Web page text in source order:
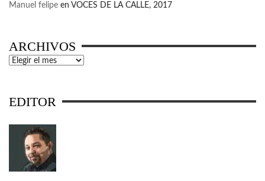
Manuel felipe en VOCES DE LA CALLE, 2017
ARCHIVOS
Archivos
EDITOR